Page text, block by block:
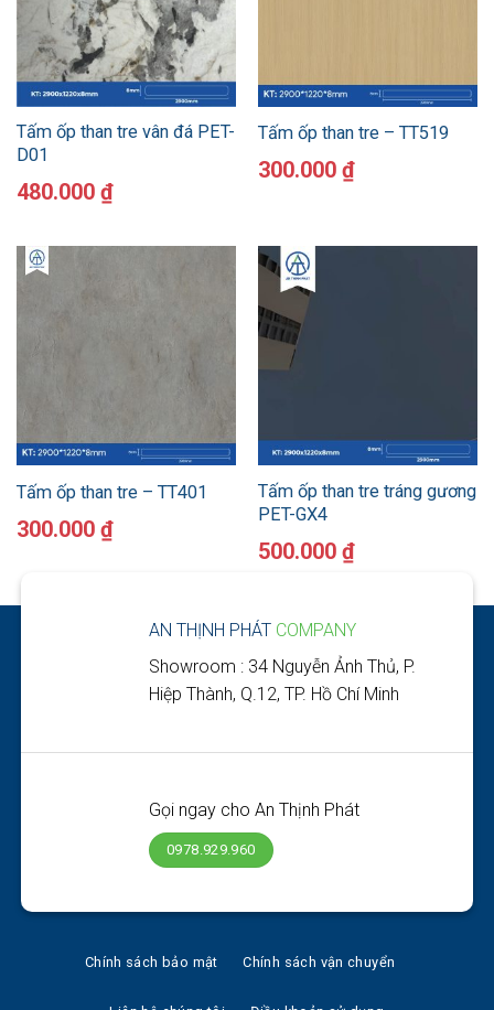
Tấm ốp than tre vân đá PET-
D01
480.000 ₫
Tấm ốp than tre – TT519
300.000 ₫
Tấm ốp than tre – TT401
300.000 ₫
Tấm ốp than tre tráng gương
PET-GX4
500.000 ₫
AN THỊNH PHÁT COMPANY
Showroom : 34 Nguyễn Ảnh Thủ, P.
Hiệp Thành, Q.12, TP. Hồ Chí Minh
Gọi ngay cho An Thịnh Phát
0978.929.960
Chính sách bảo mật Chính sách vận chuyển